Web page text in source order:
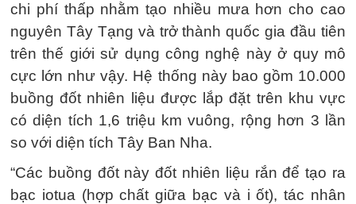
chi phí thấp nhằm tạo nhiều mưa hơn cho cao
nguyên Tây Tạng và trở thành quốc gia đầu tiên
trên thế giới sử dụng công nghệ này ở quy mô
cực lớn như vậy. Hệ thống này bao gồm 10.000
buồng đốt nhiên liệu được lắp đặt trên khu vực
có diện tích 1,6 triệu km vuông, rộng hơn 3 lần
so với diện tích Tây Ban Nha.
“Các buồng đốt này đốt nhiên liệu rắn để tạo ra
bạc iotua (hợp chất giữa bạc và i ốt), tác nhân